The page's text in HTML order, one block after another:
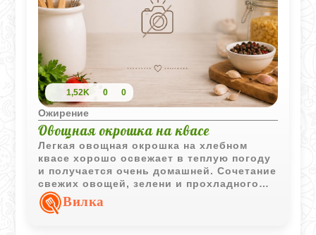
1,52K 0 0
Ожирение
Овощная окрошка на квасе
Легкая овощная окрошка на хлебном
квасе хорошо освежает в теплую погоду
и получается очень домашней. Сочетание
свежих овощей, зелени и прохладного
кваса делает блюдо насыщенным и
одновременно легким.
Вилка